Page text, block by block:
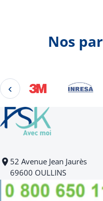
Nos
‹
Éléments 2 à 4 sur 22
52 Avenue Jean Jaurès
69600 OULLINS